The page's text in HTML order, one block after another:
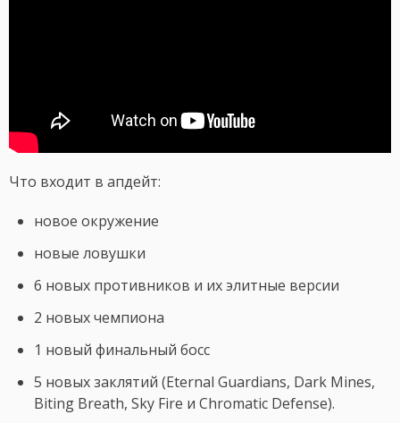
Что входит в апдейт:
новое окружение
новые ловушки
6 новых противников и их элитные версии
2 новых чемпиона
1 новый финальный босс
5 новых заклятий (Eternal Guardians, Dark Mines,
Biting Breath, Sky Fire и Chromatic Defense).